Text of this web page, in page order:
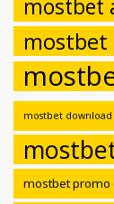
mostbet
mostbet download
mostbet promo